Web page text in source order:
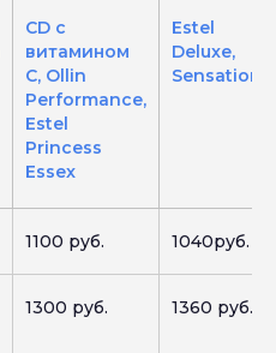
CD с
витамином
C, Ollin
Performance,
Estel
Princess
Essex
Estel
Deluxe,
Sensation
1100 руб. 1040руб.
1300 руб. 1360 руб.